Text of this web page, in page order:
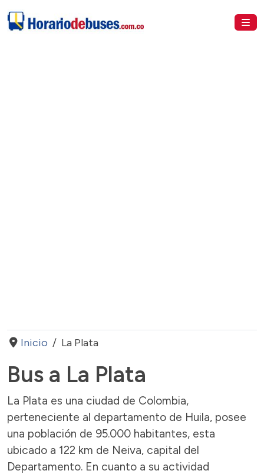
Inicio La Plata
Bus a La Plata
La Plata es una ciudad de Colombia,
perteneciente al departamento de Huila, posee
una población de 95.000 habitantes, esta
ubicado a 122 km de Neiva, capital del
Departamento. En cuanto a su actividad